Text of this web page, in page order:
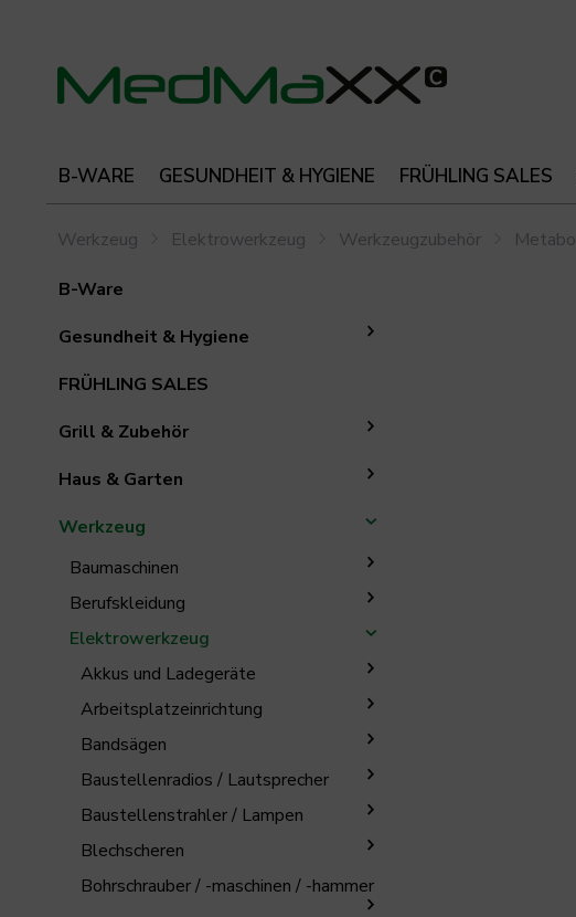
B-WARE GESUNDHEIT & HYGIENE FRÜHLING SALES
Werkzeug Elektrowerkzeug Werkzeugzubehör Metabo
B-Ware
Gesundheit & Hygiene
FRÜHLING SALES
Grill & Zubehör
Haus & Garten
Werkzeug
Baumaschinen
Berufskleidung
Elektrowerkzeug
Akkus und Ladegeräte
Arbeitsplatzeinrichtung
Bandsägen
Baustellenradios / Lautsprecher
Baustellenstrahler / Lampen
Blechscheren
Bohrschrauber / -maschinen / -hammer